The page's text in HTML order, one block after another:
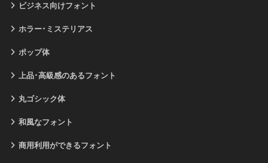
ビジネス向けフォント
ホラー･ミステリアス
ポップ体
上品･高級感のあるフォント
丸ゴシック体
和風なフォント
商用利用ができるフォント